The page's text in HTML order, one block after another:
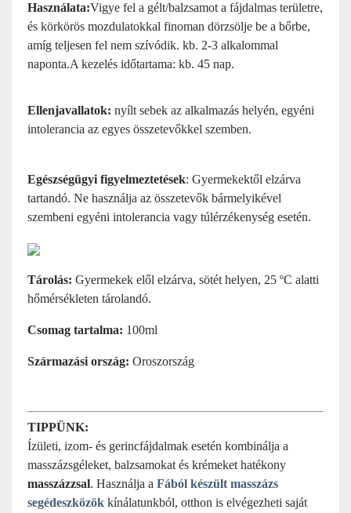
Használata:Vigye fel a gélt/balzsamot a fájdalmas területre,
és körkörös mozdulatokkal finoman dörzsölje be a bőrbe,
amíg teljesen fel nem szívódik. kb. 2-3 alkalommal
naponta.A kezelés időtartama: kb. 45 nap.
Ellenjavallatok: nyílt sebek az alkalmazás helyén, egyéni
intolerancia az egyes összetevőkkel szemben.
Egészségügyi figyelmeztetések: Gyermekektől elzárva
tartandó. Ne használja az összetevők bármelyikével
szembeni egyéni intolerancia vagy túlérzékenység esetén.
Tárolás: Gyermekek elől elzárva, sötét helyen, 25 ºC alatti
hőmérsékleten tárolandó.
Csomag tartalma: 100ml
Származási ország: Oroszország
TIPPÜNK:
Ízületi, izom- és gerincfájdalmak esetén kombinálja a
masszázsgéleket, balzsamokat és krémeket hatékony
masszázzsal. Használja a Fából készült masszázs
segédeszközök kínálatunkból, otthon is elvégezheti saját